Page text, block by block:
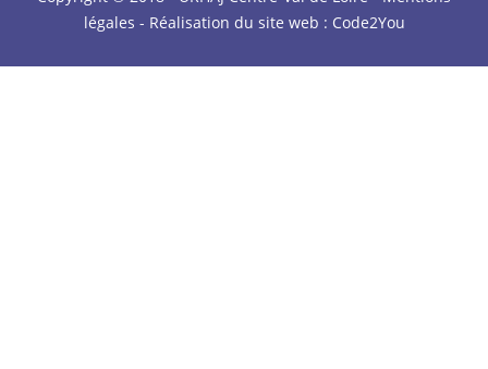
légales - Réalisation du site web : Code2You